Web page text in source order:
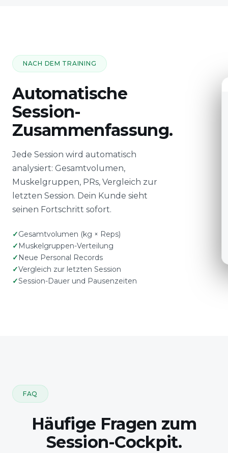
NACH DEM TRAINING
Automatische
Session-
Zusammenfassung.
Jede Session wird automatisch
analysiert: Gesamtvolumen,
Muskelgruppen, PRs, Vergleich zur
letzten Session. Dein Kunde sieht
seinen Fortschritt sofort.
Gesamtvolumen (kg × Reps)
Muskelgruppen-Verteilung
Neue Personal Records
Vergleich zur letzten Session
Session-Dauer und Pausenzeiten
FAQ
Häufige Fragen zum
Session-Cockpit.